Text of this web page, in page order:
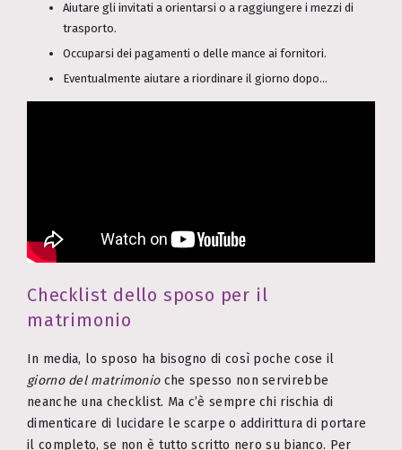
Aiutare gli invitati a orientarsi o a raggiungere i mezzi di
trasporto.
Occuparsi dei pagamenti o delle mance ai fornitori.
Eventualmente aiutare a riordinare il giorno dopo…
Checklist dello sposo per il
matrimonio
In media, lo sposo ha bisogno di così poche cose il
giorno del matrimonioche spesso non servirebbe
neanche una checklist. Ma c’è sempre chi rischia di
dimenticare di lucidare le scarpe o addirittura di portare
il completo, se non è tutto scritto nero su bianco. Per